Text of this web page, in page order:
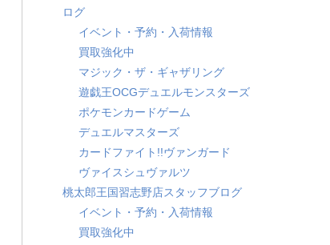
ログ
イベント・予約・入荷情報
買取強化中
マジック・ザ・ギャザリング
遊戯王OCGデュエルモンスターズ
ポケモンカードゲーム
デュエルマスターズ
カードファイト!!ヴァンガード
ヴァイスシュヴァルツ
桃太郎王国習志野店スタッフブログ
イベント・予約・入荷情報
買取強化中